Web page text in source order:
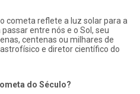
cometa reflete a luz solar para a
entre nós e o Sol, seu
centenas ou milhares de
e diretor científico do
do Século?